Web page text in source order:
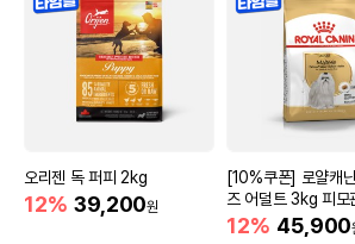
오리젠 독 퍼피 2kg
12% 39,200원
[10%쿠폰] 로얄캐
즈 어덜트 3kg 피모
12% 45,900